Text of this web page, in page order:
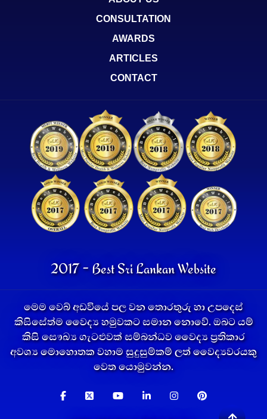
CONSULTATION
AWARDS
ARTICLES
CONTACT
2017 - Best Sri Lankan Website
මෙම වෙබ් අඩවියේ පල වන තොරතුරු හා උපදෙස්
කිසිසේත්ම වෛද්‍ය හමුවකට සමාන නොවේ. ඔබට යම්
කිසි සෞඛ්‍ය ගැටළුවක් සම්බන්ධව වෛද්‍ය ප්‍රතිකාර
අවශ්‍ය මොහොතක වහාම සුදුසුම්කම් ලත් වෛද්‍යවරයකු
වෙත යොමුවන්න.